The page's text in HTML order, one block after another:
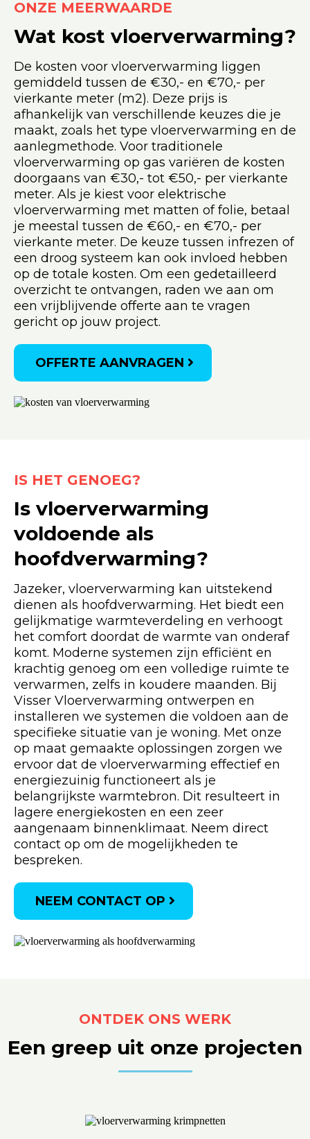
ONZE MEERWAARDE
Wat kost vloerverwarming?
De kosten voor vloerverwarming liggen
gemiddeld tussen de €30,- en €70,- per
vierkante meter (m2). Deze prijs is
afhankelijk van verschillende keuzes die je
maakt, zoals het type vloerverwarming en de
aanlegmethode. Voor traditionele
vloerverwarming op gas variëren de kosten
doorgaans van €30,- tot €50,- per vierkante
meter. Als je kiest voor elektrische
vloerverwarming met matten of folie, betaal
je meestal tussen de €60,- en €70,- per
vierkante meter. De keuze tussen infrezen of
een droog systeem kan ook invloed hebben
op de totale kosten. Om een gedetailleerd
overzicht te ontvangen, raden we aan om
een vrijblijvende offerte aan te vragen
gericht op jouw project.
OFFERTE AANVRAGEN
IS HET GENOEG?
Is vloerverwarming
voldoende als
hoofdverwarming?
Jazeker, vloerverwarming kan uitstekend
dienen als hoofdverwarming. Het biedt een
gelijkmatige warmteverdeling en verhoogt
het comfort doordat de warmte van onderaf
komt. Moderne systemen zijn efficiënt en
krachtig genoeg om een volledige ruimte te
verwarmen, zelfs in koudere maanden. Bij
Visser Vloerverwarming ontwerpen en
installeren we systemen die voldoen aan de
specifieke situatie van je woning. Met onze
op maat gemaakte oplossingen zorgen we
ervoor dat de vloerverwarming effectief en
energiezuinig functioneert als je
belangrijkste warmtebron. Dit resulteert in
lagere energiekosten en een zeer
aangenaam binnenklimaat. Neem direct
contact op om de mogelijkheden te
bespreken.
NEEM CONTACT OP
ONTDEK ONS WERK
Een greep uit onze projecten